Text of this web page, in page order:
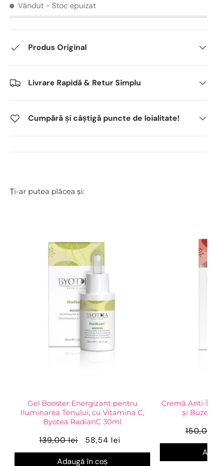
Vândut - Stoc epuizat
Produs Original
Livrare Rapidă & Retur Simplu
Cumpără și câștigă puncte de loialitate!
Ți-ar putea plăcea și:
Gel Booster Energizant pentru
Iluminarea Tenului, cu Vitamina C,
Byotea RadianC 30ml
139,00 lei 58,54 lei
Adaugă în coș
Cremă Anti-
și Buze,
150,00